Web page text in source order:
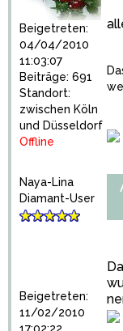
Beigetreten:
04/04/2010
11:03:07
Beiträge: 691
Standort:
zwischen Köln
und Düsseldorf
Offline
Naya-Lina
Diamant-User
Beigetreten:
11/02/2010